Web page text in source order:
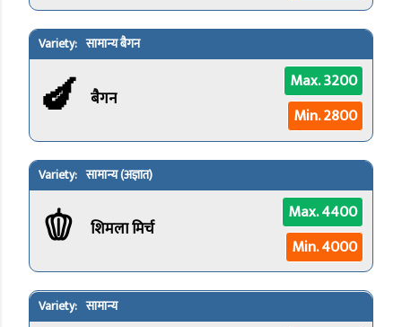
सामान्य बैगन
🍆 बैगन
Max. 3200
Min. 2800
सामान्य (अज्ञात)
🫑 शिमला मिर्च
Max. 4400
Min. 4000
सामान्य